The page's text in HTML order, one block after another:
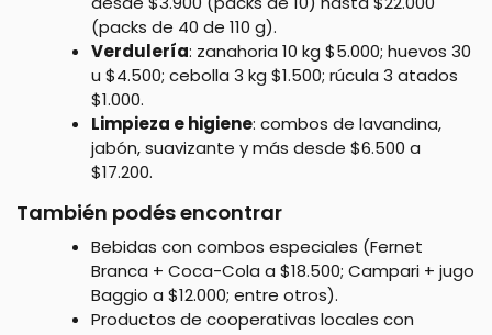
(packs de 40 de 110 g).
Verdulería: zanahoria 10 kg $5.000; huevos 30
u $4.500; cebolla 3 kg $1.500; rúcula 3 atados
$1.000.
Limpieza e higiene: combos de lavandina,
jabón, suavizante y más desde $6.500 a
$17.200.
También podés encontrar
Bebidas con combos especiales (Fernet
Branca + Coca-Cola a $18.500; Campari + jugo
Baggio a $12.000; entre otros).
Productos de cooperativas locales con